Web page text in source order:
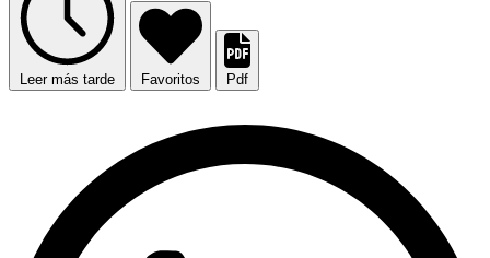
Leer más tarde Favoritos Pdf